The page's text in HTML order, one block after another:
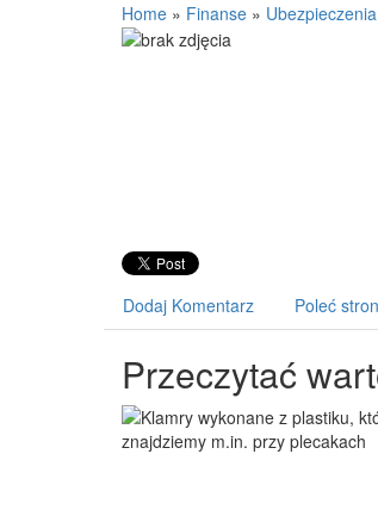
Home » Finanse » Ubezpieczenia
Dodaj Komentarz Poleć
Przeczytać